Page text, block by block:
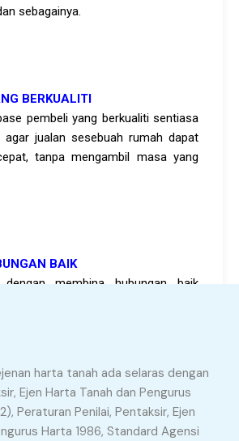
sebagainya.
BERKUALITI
pembeli yang berkualiti sentiasa
agar jualan sesebuah rumah dapat
tanpa mengambil masa yang
BAIK
membina hubungan baik
jual beli hartanah.
PASUKAN
harta tanah ada selaras dengan
Ejen Harta Tanah dan Pengurus
Peraturan Penilai, Pentaksir, Ejen
Harta 1986, Standard Agensi